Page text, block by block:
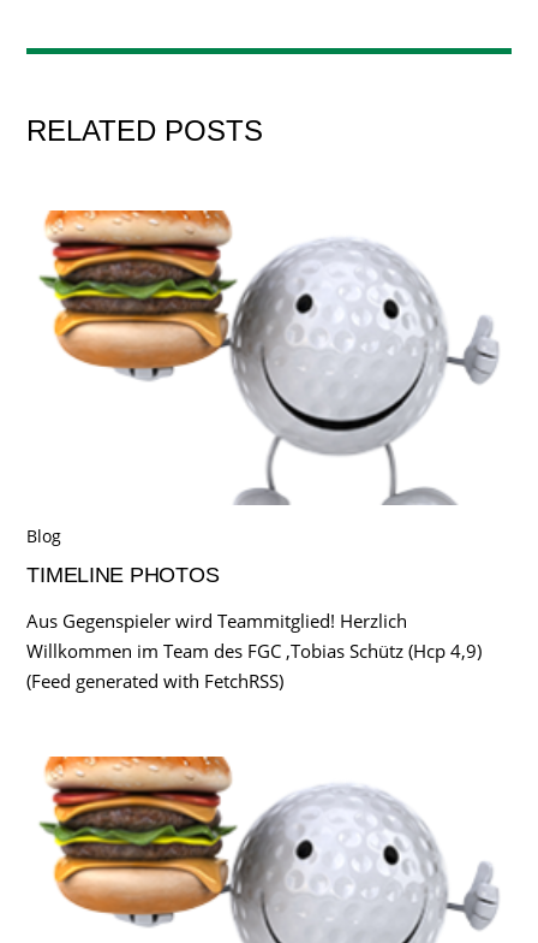
RELATED POSTS
Blog
TIMELINE PHOTOS
Aus Gegenspieler wird Teammitglied! Herzlich
Willkommen im Team des FGC ,Tobias Schütz (Hcp 4,9)
(Feed generated with FetchRSS)